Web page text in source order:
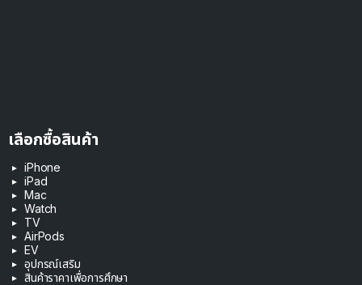
เลือกซื้อสินค้า
iPhone
iPad
Mac
Watch
TV
AirPods
EV
อุปกรณ์เสริม
สินค้าราคาเพื่อการศึกษา